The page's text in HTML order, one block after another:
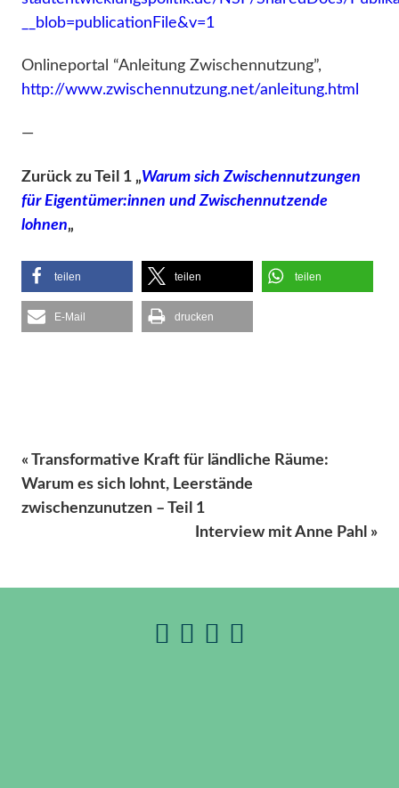
__blob=publicationFile&v=1
Onlineportal “Anleitung Zwischennutzung”,
http://www.zwischennutzung.net/anleitung.html
—
Zurück zu Teil 1 „Warum sich Zwischennutzungen
für Eigentümer:innen und Zwischennutzende
lohnen„
teilen teilen teilen
E-Mail drucken
« Transformative Kraft für ländliche Räume:
Warum es sich lohnt, Leerstände
zwischenzunutzen – Teil 1
Interview mit Anne Pahl »